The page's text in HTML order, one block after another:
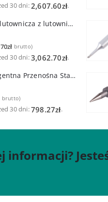
30 dni:2,607.60zł.
Quick TS6 Stacja lutownicza z lutownicą pincetową 60W
zł brutto)
30 dni:3,062.70zł.
Quick TR-1 Inteligentna Przenośna Stacja Hot-Air
brutto)
30 dni:798.27zł.
informacji?